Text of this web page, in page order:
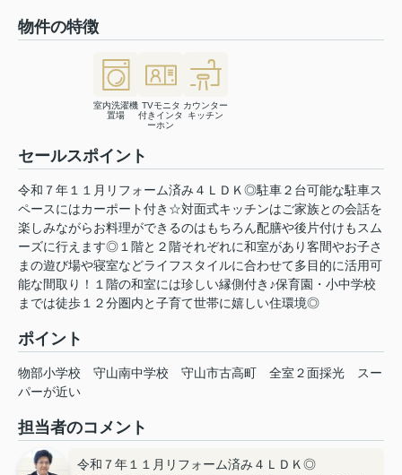
物件の特徴
室内洗濯機
置場
TVモニタ
付きインタ
ーホン
カウンター
キッチン
セールスポイント
令和７年１１月リフォーム済み４ＬＤＫ◎駐車２台可能な駐車ス
ペースにはカーポート付き☆対面式キッチンはご家族との会話を
楽しみながらお料理ができるのはもちろん配膳や後片付けもスム
ーズに行えます◎１階と２階それぞれに和室があり客間やお子さ
まの遊び場や寝室などライフスタイルに合わせて多目的に活用可
能な間取り！１階の和室には珍しい縁側付き♪保育園・小中学校
までは徒歩１２分圏内と子育て世帯に嬉しい住環境◎
ポイント
物部小学校 守山南中学校 守山市古高町 全室２面採光
スー
パーが近い
担当者のコメント
令和７年１１月リフォーム済み４ＬＤＫ◎